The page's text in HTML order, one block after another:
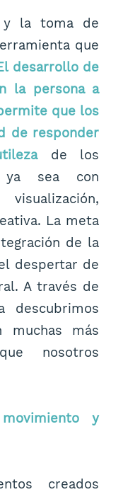
y la toma de
que
desarrollo de
la persona a
que los
de responder
de los
ya sea con
La meta
de la
despertar de
A través de
descubrimos
muchas más
nosotros
y
creados